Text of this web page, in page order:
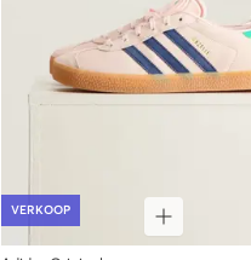
VERKOOP